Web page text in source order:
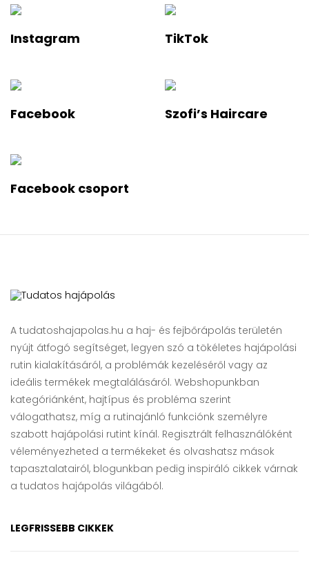
Instagram TikTok
Facebook Szofi’s Haircare
Facebook csoport
A tudatoshajapolas.hu a haj- és fejbőrápolás területén
nyújt átfogó segítséget, legyen szó a tökéletes hajápolási
rutin kialakításáról, a problémák kezeléséről vagy az
ideális termékek megtalálásáról. Webshopunkban
kategóriánként, hajtípus és probléma szerint
válogathatsz, míg a rutinajánló funkciónk személyre
szabott hajápolási rutint kínál. Regisztrált felhasználóként
véleményezheted a termékeket és olvashatsz mások
tapasztalatairól, blogunkban pedig inspiráló cikkek várnak
a tudatos hajápolás világából.
LEGFRISSEBB CIKKEK